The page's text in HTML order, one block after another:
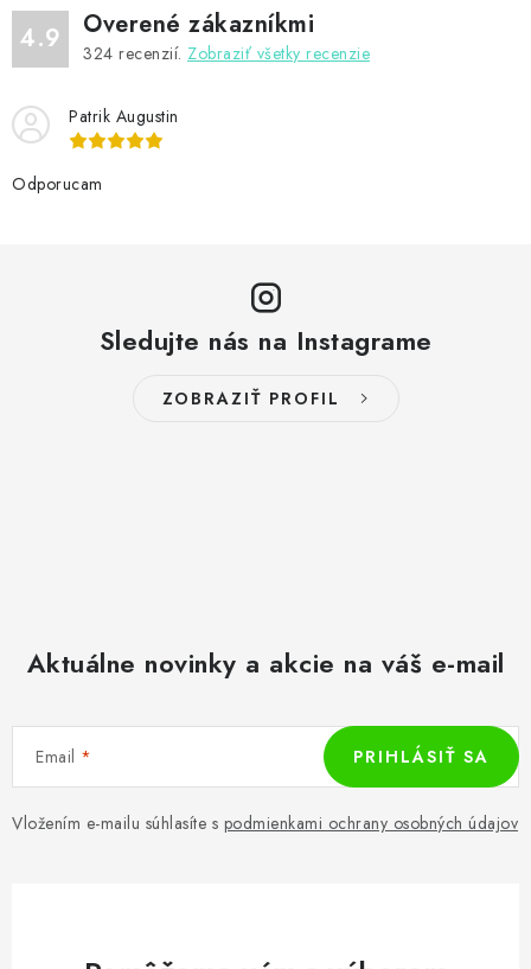
4.9 Overené zákazníkmi
324 recenzií. Zobraziť všetky recenzie
Patrik Augustin
Odporucam
Sledujte nás na Instagrame
ZOBRAZIŤ PROFIL
Aktuálne novinky a akcie na váš e-mail
Email
Vložením e-mailu súhlasíte s podmienkami ochrany osobných údajov
PRIHLÁSIŤ SA